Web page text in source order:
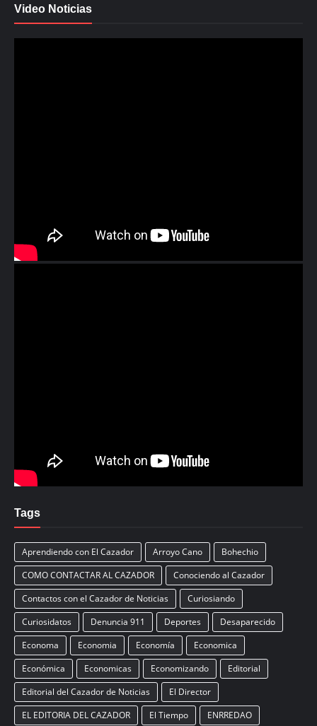
Video Noticias
Tags
Aprendiendo con El Cazador Arroyo Cano
Bohechio
COMO CONTACTAR AL CAZADOR
Conociendo al Cazador
Contactos con el Cazador de Noticias
Curiosiando
Curiosidatos
Denuncia 911 Deportes
Desaparecido
Economa
Economia Economía
Economica
Económica
Economicas Economizando
Editorial
Editorial del Cazador de Noticias
El Director
EL EDITORIA DEL CAZADOR
El Tiempo
ENRREDAO